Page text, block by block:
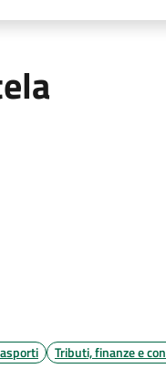
Tributi, finanze e